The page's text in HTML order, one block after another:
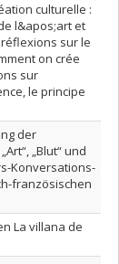
culturelle :
l&apos;art et
sur le
on crée
sur
le principe
der
„Blut“ und
Konversations-
französischen
La villana de